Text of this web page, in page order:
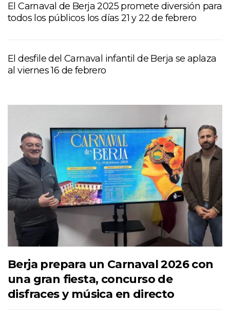
El Carnaval de Berja 2025 promete diversión para
todos los públicos los días 21 y 22 de febrero
El desfile del Carnaval infantil de Berja se aplaza
al viernes 16 de febrero
Berja prepara un Carnaval 2026 con
una gran fiesta, concurso de
disfraces y música en directo